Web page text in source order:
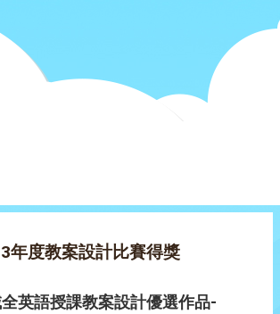
年度教案設計比賽得獎
英語授課教案設計優選作品-